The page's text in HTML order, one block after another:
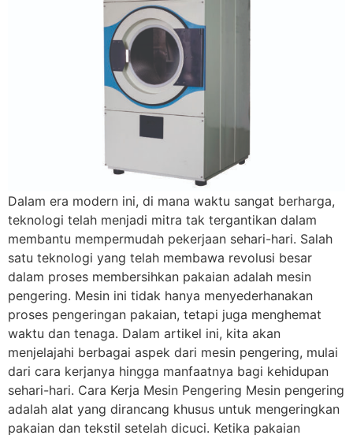
Dalam era modern ini, di mana waktu sangat berharga,
teknologi telah menjadi mitra tak tergantikan dalam
membantu mempermudah pekerjaan sehari-hari. Salah
satu teknologi yang telah membawa revolusi besar
dalam proses membersihkan pakaian adalah mesin
pengering. Mesin ini tidak hanya menyederhanakan
proses pengeringan pakaian, tetapi juga menghemat
waktu dan tenaga. Dalam artikel ini, kita akan
menjelajahi berbagai aspek dari mesin pengering, mulai
dari cara kerjanya hingga manfaatnya bagi kehidupan
sehari-hari. Cara Kerja Mesin Pengering Mesin pengering
adalah alat yang dirancang khusus untuk mengeringkan
pakaian dan tekstil setelah dicuci. Ketika pakaian